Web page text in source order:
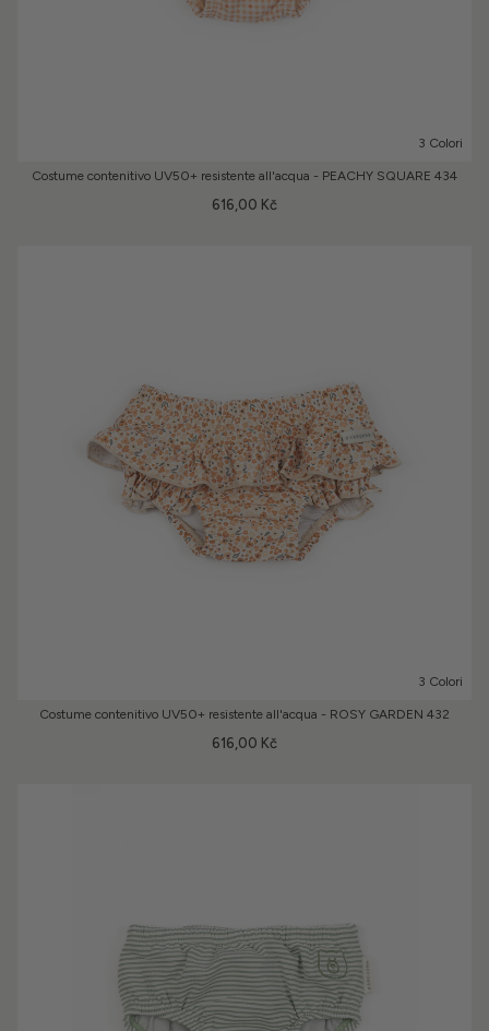
3 Colori
Costume contenitivo UV50+ resistente all'acqua - PEACHY SQUARE 434
616,00 Kč
3 Colori
Costume contenitivo UV50+ resistente all'acqua - ROSY GARDEN 432
616,00 Kč